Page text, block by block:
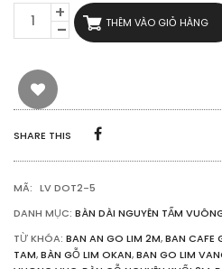
LIM
NGUYÊN
KHỐI
2M
LƯỢNG
THÊM VÀO GIỎ HÀNG
SHARE THIS
MÃ: LV DOT2-5
DANH MỤC: BÀN DÀI NGUYÊN TẤM
TỪ KHÓA: BAN AN GO LIM 2M,BAN CAFE
TAM,BÀN GỖ LIM OKAN,BAN GO LIM